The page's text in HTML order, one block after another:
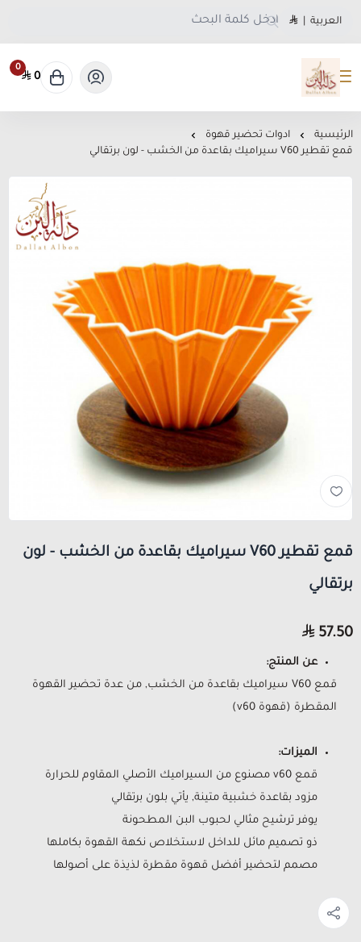
العربية
متجر دلة البن
0
0
الرئيسية
ادوات تحضير قهوة
قمع تقطير V60 سيراميك بقاعدة من الخشب - لون برتقالي
قمع تقطير V60 سيراميك بقاعدة من الخشب - لون
برتقالي
57.50
عن المنتج:
قمع V60 سيراميك بقاعدة من الخشب, من عدة تحضير القهوة
المقطرة (قهوة v60)
الميزات:
قمع v60 مصنوع من السيراميك الأصلي المقاوم للحرارة
مزود بقاعدة خشبية متينة, يأتي بلون برتقالي
يوفر ترشيح مثالي لحبوب البن المطحونة
ذو تصميم مائل للداخل لاستخلاص نكهة القهوة بكاملها
مصمم لتحضير أفضل قهوة مقطرة لذيذة على أصولها